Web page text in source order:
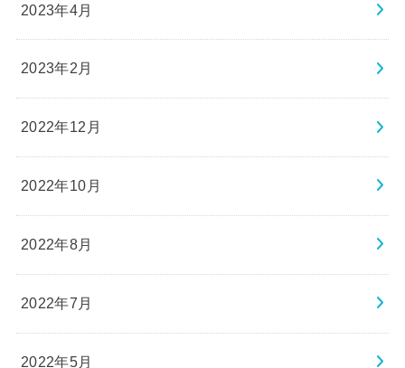
2023年4月
2023年2月
2022年12月
2022年10月
2022年8月
2022年7月
2022年5月